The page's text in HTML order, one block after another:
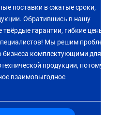
поставки в сжатые сроки,
Обратившись в нашу
гарантии, гибкие цены,
Мы решим проблему
бизнеса комплектующими для
продукции, потому что
взаимовыгодное